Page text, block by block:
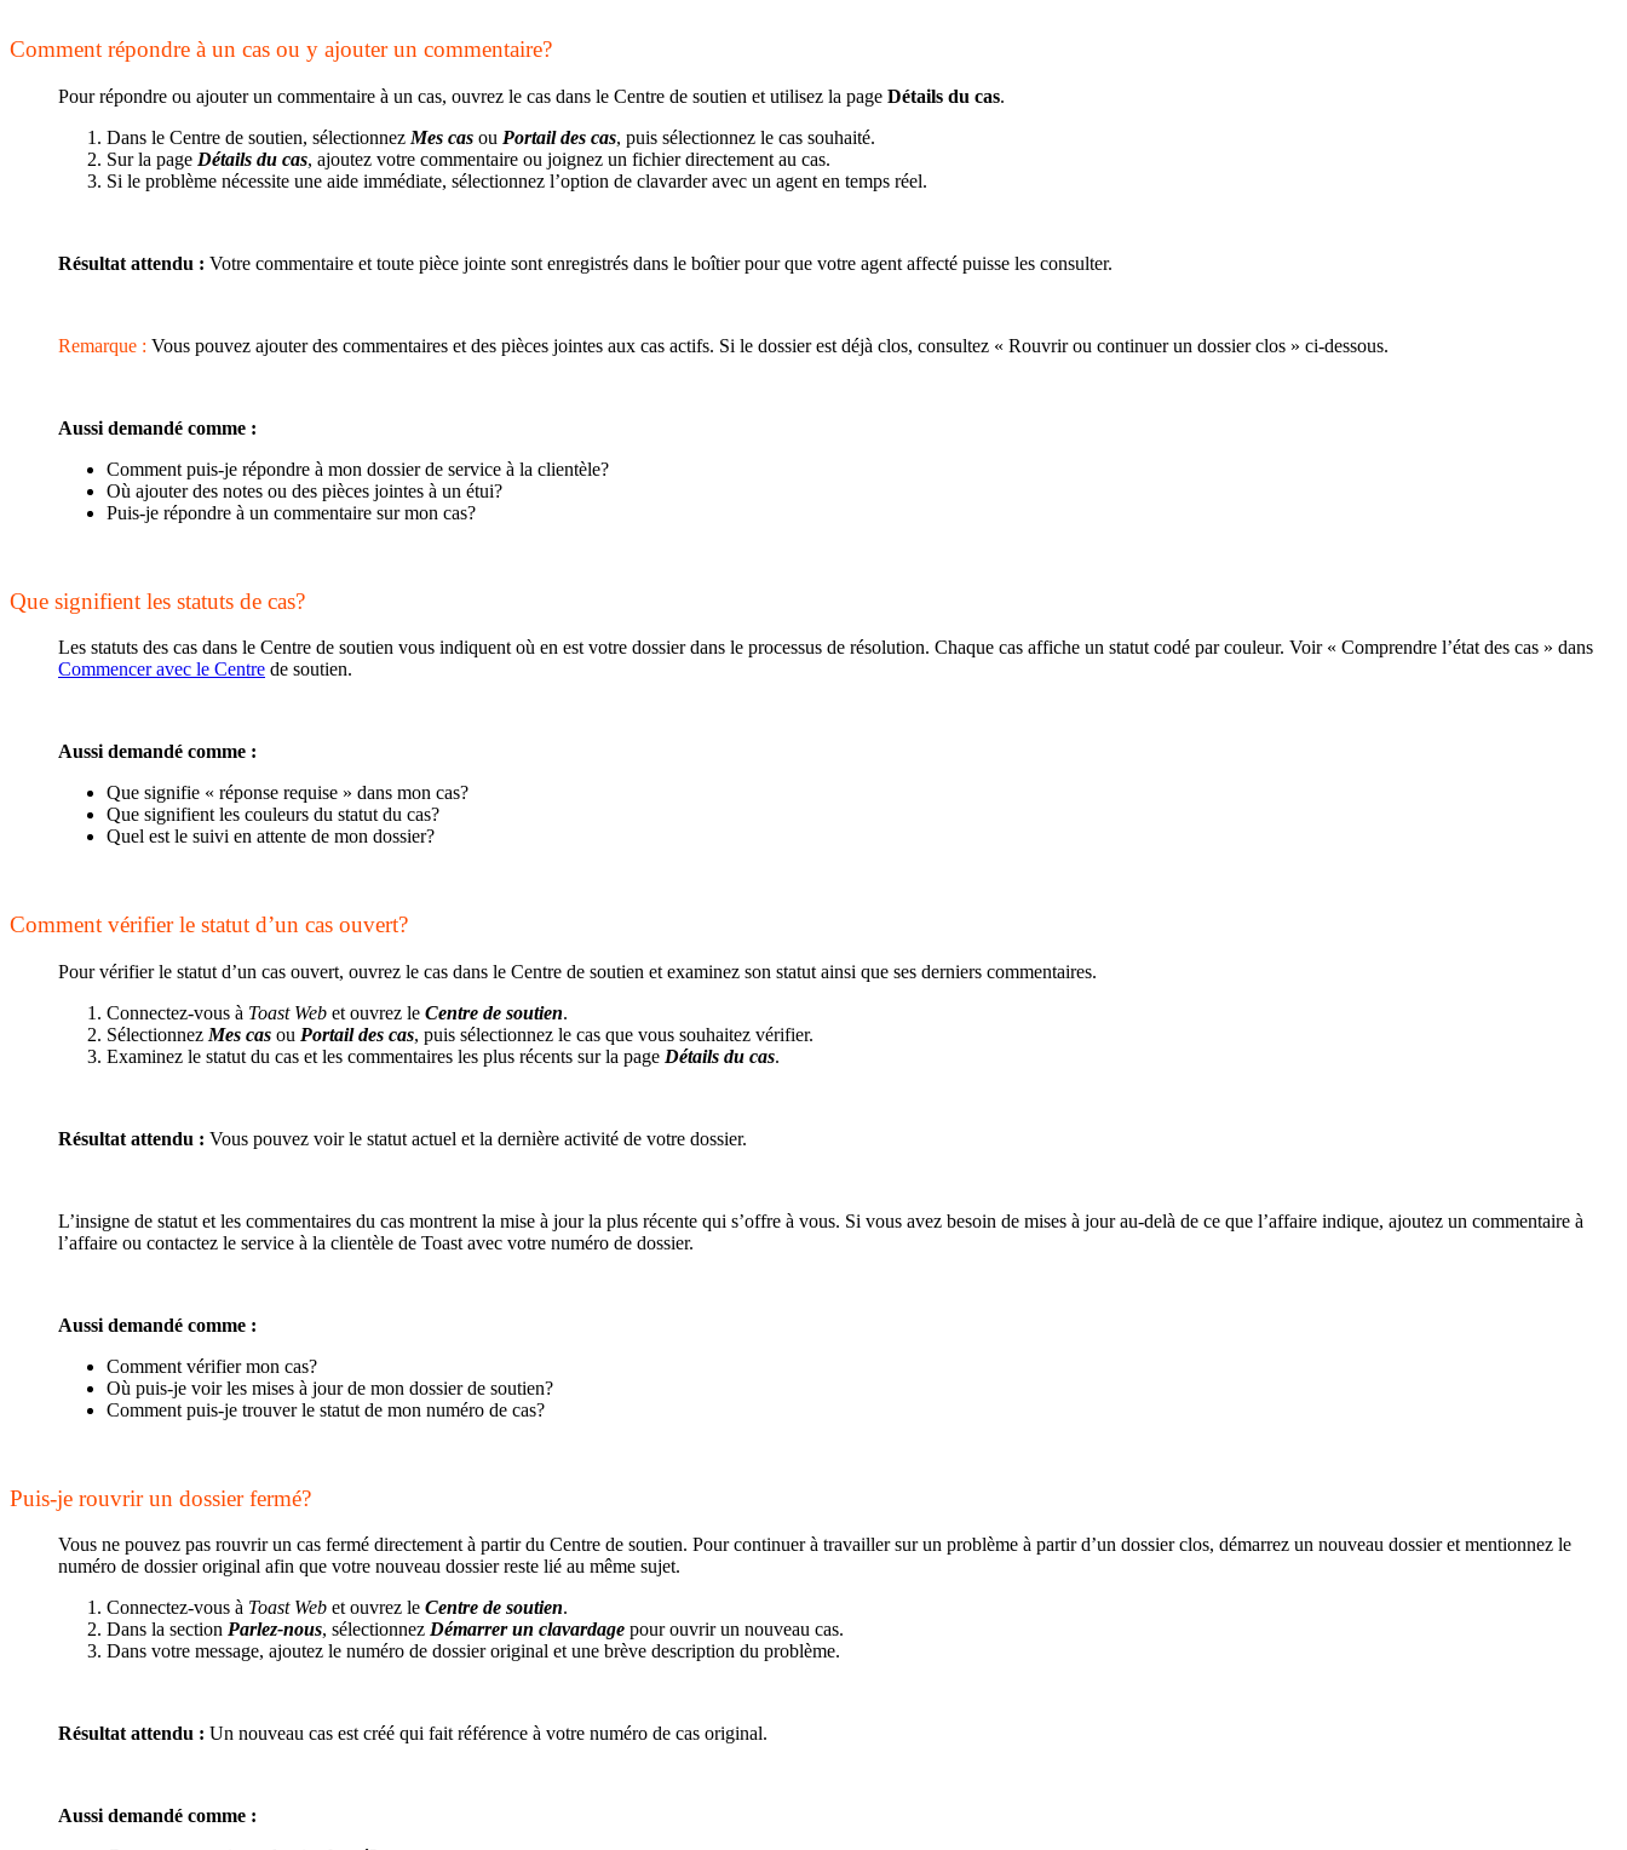
Comment répondre à un cas ou y ajouter un commentaire?
Pour répondre ou ajouter un commentaire à un cas, ouvrez le cas dans le Centre de soutien et utilisez la page Détails du cas.
Dans le Centre de soutien, sélectionnez Mes cas ou Portail des cas, puis sélectionnez le cas souhaité.
Sur la page Détails du cas, ajoutez votre commentaire ou joignez un fichier directement au cas.
Si le problème nécessite une aide immédiate, sélectionnez l’option de clavarder avec un agent en temps réel.
Résultat attendu : Votre commentaire et toute pièce jointe sont enregistrés dans le boîtier pour que votre agent affecté puisse les consulter.
Remarque : Vous pouvez ajouter des commentaires et des pièces jointes aux cas actifs. Si le dossier est déjà clos, consultez « Rouvrir ou continuer un dossier clos » ci-dessous.
Aussi demandé comme :
Comment puis-je répondre à mon dossier de service à la clientèle?
Où ajouter des notes ou des pièces jointes à un étui?
Puis-je répondre à un commentaire sur mon cas?
Que signifient les statuts de cas?
Les statuts des cas dans le Centre de soutien vous indiquent où en est votre dossier dans le processus de résolution. Chaque cas affiche un statut codé par couleur. Voir « Comprendre l’état des cas » dans
Commencer avec le Centre de soutien.
Aussi demandé comme :
Que signifie « réponse requise » dans mon cas?
Que signifient les couleurs du statut du cas?
Quel est le suivi en attente de mon dossier?
Comment vérifier le statut d’un cas ouvert?
Pour vérifier le statut d’un cas ouvert, ouvrez le cas dans le Centre de soutien et examinez son statut ainsi que ses derniers commentaires.
Connectez-vous à Toast Web et ouvrez le Centre de soutien.
Sélectionnez Mes cas ou Portail des cas, puis sélectionnez le cas que vous souhaitez vérifier.
Examinez le statut du cas et les commentaires les plus récents sur la page Détails du cas.
Résultat attendu : Vous pouvez voir le statut actuel et la dernière activité de votre dossier.
L’insigne de statut et les commentaires du cas montrent la mise à jour la plus récente qui s’offre à vous. Si vous avez besoin de mises à jour au-delà de ce que l’affaire indique, ajoutez un commentaire à
l’affaire ou contactez le service à la clientèle de Toast avec votre numéro de dossier.
Aussi demandé comme :
Comment vérifier mon cas?
Où puis-je voir les mises à jour de mon dossier de soutien?
Comment puis-je trouver le statut de mon numéro de cas?
Puis-je rouvrir un dossier fermé?
Vous ne pouvez pas rouvrir un cas fermé directement à partir du Centre de soutien. Pour continuer à travailler sur un problème à partir d’un dossier clos, démarrez un nouveau dossier et mentionnez le
numéro de dossier original afin que votre nouveau dossier reste lié au même sujet.
Connectez-vous à Toast Web et ouvrez le Centre de soutien.
Dans la section Parlez-nous, sélectionnez Démarrer un clavardage pour ouvrir un nouveau cas.
Dans votre message, ajoutez le numéro de dossier original et une brève description du problème.
Résultat attendu : Un nouveau cas est créé qui fait référence à votre numéro de cas original.
Aussi demandé comme :